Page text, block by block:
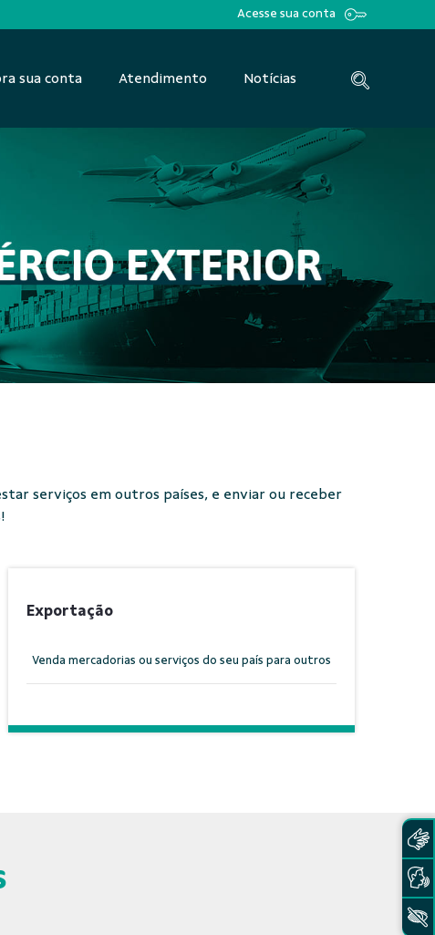
Acesse sua conta
sua conta Atendimento Notícias
serviços em outros países, e enviar ou receber
Exportação
Venda mercadorias ou serviços do seu país para outros